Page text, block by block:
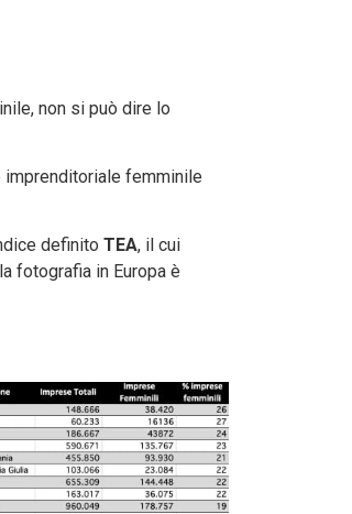
non si può dire lo
imprenditoriale femminile
definito TEA, il cui
fotografia in Europa è